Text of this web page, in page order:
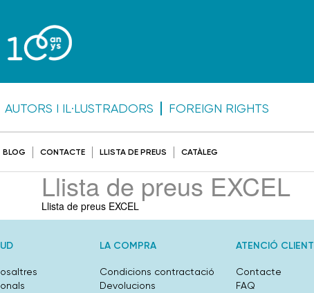
AUTORS I IL·LUSTRADORS FOREIGN RIGHTS
BLOG CONTACTE LLISTA DE PREUS CATÀLEG
Llista de preus EXCEL
Llista de preus EXCEL
LA COMPRA
Condicions contractació
Devolucions
ATENCIÓ CLIENT
Contacte
FAQ